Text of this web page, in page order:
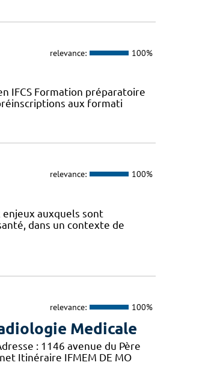
relevance: 100%
IFCS Formation préparatoire
aux formati
relevance: 100%
auxquels sont
dans un contexte de
relevance: 100%
Medicale
: 1146 avenue du Père
Itinéraire IFMEM DE MO